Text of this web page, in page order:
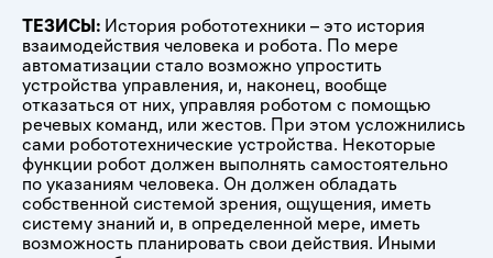
ТЕЗИСЫ: История робототехники – это история
взаимодействия человека и робота. По мере
автоматизации стало возможно упростить
устройства управления, и, наконец, вообще
отказаться от них, управляя роботом с помощью
речевых команд, или жестов. При этом усложнились
сами робототехнические устройства. Некоторые
функции робот должен выполнять самостоятельно
по указаниям человека. Он должен обладать
собственной системой зрения, ощущения, иметь
систему знаний и, в определенной мере, иметь
возможность планировать свои действия. Иными